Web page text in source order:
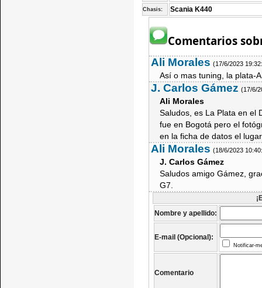
Chasis: Scania K440
Comentarios
Ali Morales (17/6/2023
Así o mas tuning, la plata-
J. Carlos Gámez (17/6/
Ali Morales
Saludos, es La Plata en el
fue en Bogotá pero el
en la ficha de datos el
Ali Morales (18/6/2023
J. Carlos Gámez
Saludos amigo Gámez,
G7.
Nombre y apellido:
E-mail (Opcional):
Notificar-
Comentario